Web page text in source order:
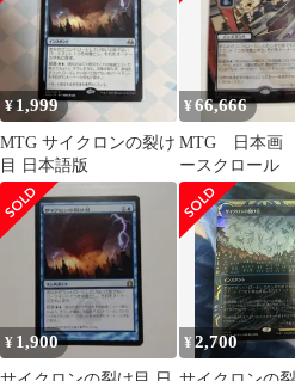
¥1,999
MTG サイクロンの裂け
目 日本語版
¥66,666
MTG 日本画
ースクロー
サイクロンの
¥ 1,900 ¥2,700